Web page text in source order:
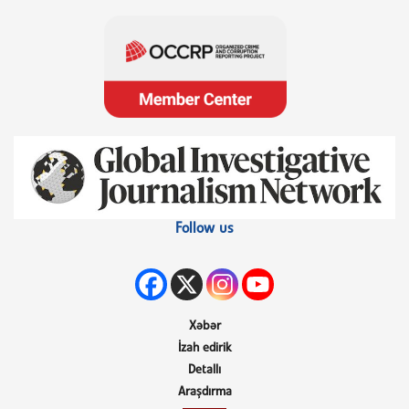
Follow us
Xəbər
İzah edirik
Detallı
Araşdırma